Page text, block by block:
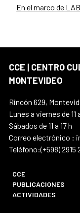
En el marco de
CCE | CENTRO
MONTEVIDEO
Rincón 629,
Lunes a viernes de 11
Sábados de 11 a 17 h
Correo electrónico :
Teléfono:(+598) 2915
CCE
PUBLICACIONES
ACTIVIDADES